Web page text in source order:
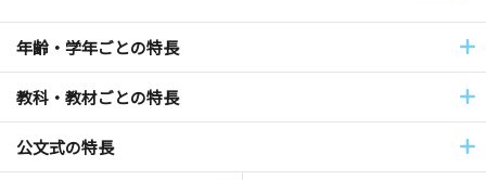
年齢・学年ごとの特長
教科・教材ごとの特長
公文式の特長